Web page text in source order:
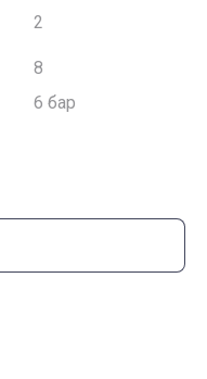
2
8
6 бар